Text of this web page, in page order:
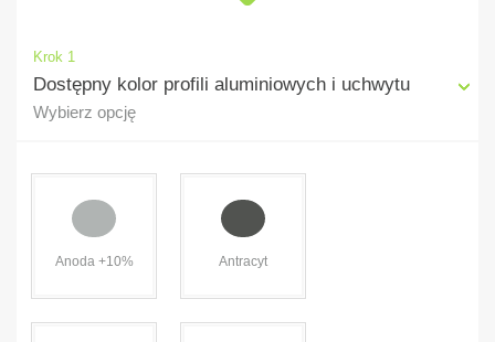
Krok 1
Dostępny kolor profili aluminiowych i uchwytu
Wybierz opcję
Anoda +10% Antracyt